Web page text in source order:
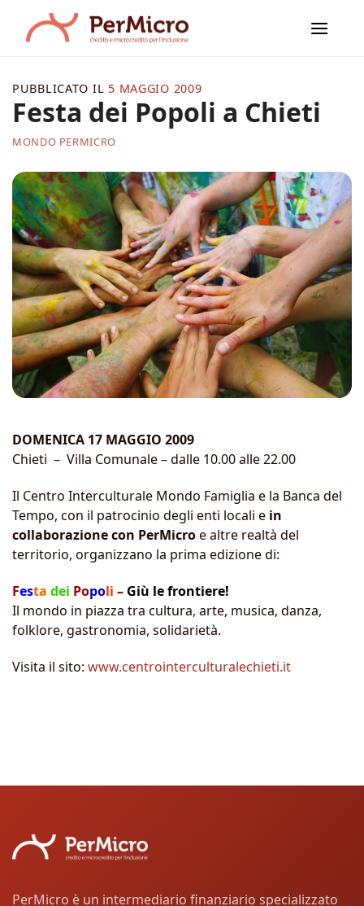
contenuti
MONDO PERMICRO
Festa dei Popoli a Chieti
PUBBLICATO IL 5 MAGGIO 2009
DOMENICA 17 MAGGIO 2009
Chieti – Villa Comunale – dalle 10.00 alle 22.00
Il Centro Interculturale Mondo Famiglia e la Banca del
Tempo, con il patrocinio degli enti locali e in
collaborazione con PerMicroe altre realtà del
territorio, organizzano la prima edizione di:
Festa dei Popoli – Giù le frontiere!
Il mondo in piazza tra cultura, arte, musica, danza,
folklore, gastronomia, solidarietà.
Visita il sito: www.centrointerculturalechieti.it
PerMicro è un intermediario finanziario specializzato